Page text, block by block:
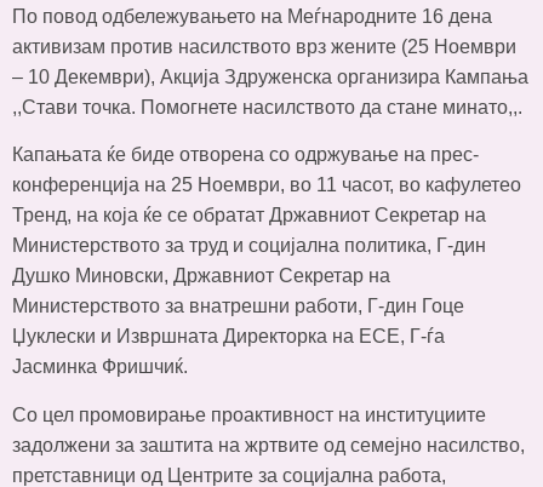
По повод одбележувањето на Меѓнародните 16 дена
активизам против насилството врз жените (25 Ноември
– 10 Декември), Акција Здруженска организира Кампања
,,Стави точка. Помогнете насилството да стане минато,,.
Капањата ќе биде отворена со одржување на прес-
конференција на 25 Ноември, во 11 часот, во кафулетео
Тренд, на која ќе се обратат Државниот Секретар на
Министерството за труд и социјална политика, Г-дин
Душко Миновски, Државниот Секретар на
Министерството за внатрешни работи, Г-дин Гоце
Џуклески и Извршната Директорка на ЕСЕ, Г-ѓа
Јасминка Фришчиќ.
Со цел промовирање проактивност на институциите
задолжени за заштита на жртвите од семејно насилство,
претставници од Центрите за социјална работа,